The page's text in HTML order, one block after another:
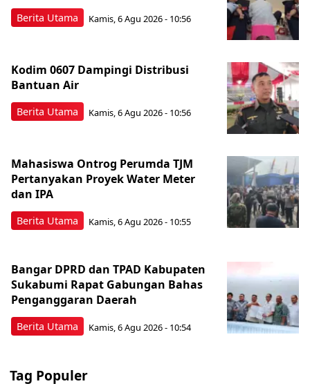
Berita Utama Kamis, 6 Agu 2026 - 10:56
Berita Utama
Kodim 0607 Dampingi Distribusi
Bantuan Air
Kamis, 6 Agu 2026 - 10:56
Berita Utama
Mahasiswa Ontrog Perumda TJM
Pertanyakan Proyek Water Meter
dan IPA
Kamis, 6 Agu 2026 - 10:55
Berita Utama
Bangar DPRD dan TPAD Kabupaten
Sukabumi Rapat Gabungan Bahas
Penganggaran Daerah
Kamis, 6 Agu 2026 - 10:54
Tag Populer